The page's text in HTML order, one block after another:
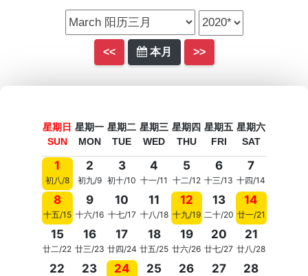
<< 本月 >>
星期日
SUN
星期一
MON
星期二
TUE
星期三
WED
星期四
THU
星期五
FRI
星期六
SAT
1
初八/8
2
初九/9
3
初十/10
4
十一/11
5
十二/12
6
十三/13
7
十四/14
8
十五/15
9
十六/16
10
十七/17
11
十八/18
12
十九/19
13
二十/20
14
廿一/21
15
廿二/22
16
廿三/23
17
廿四/24
18
廿五/25
19
廿六/26
20
廿七/27
21
廿八/28
22 23 24 25 26 27 28